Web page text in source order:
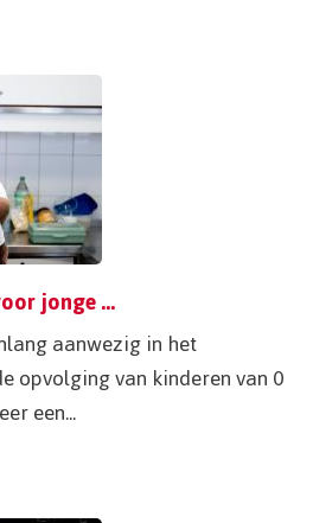
Toegankelijke zorg voor jonge kinderen
aanwezig in het
opvolging van kinderen van 0
een...